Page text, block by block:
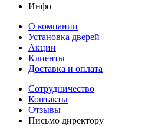
Инфо
О компании
Установка дверей
Акции
Клиенты
Доставка и оплата
Сотрудничество
Контакты
Отзывы
Письмо директору